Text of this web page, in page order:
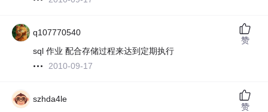
q107770540
sql 作业 配合存储过程来达到定期执行
2010-09-17
赞
szhda4le
赞